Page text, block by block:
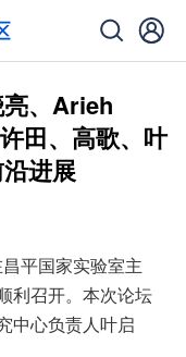
、Arieh
田、高歌、叶
进展
平国家实验室主
利召开。本次论坛
中心负责人叶启